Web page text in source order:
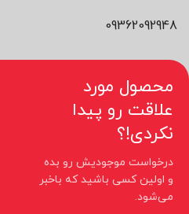
09362092948
محصول مورد
علاقت رو پیدا
نکردی!؟
درخواست موجودیش رو بده
و اولین کسی باشید که باخبر
می‌شود.